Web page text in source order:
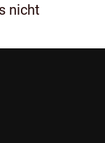
nicht